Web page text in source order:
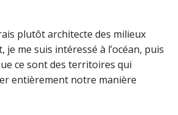
plutôt architecte des milieux
je me suis intéressé à l’océan, puis
ce sont des territoires qui
entièrement notre manière